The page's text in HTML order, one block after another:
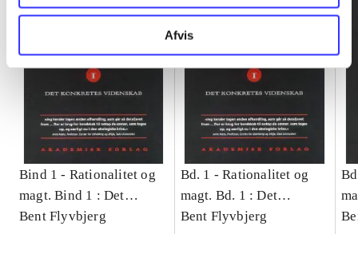
Afvis
Bind 1 - Rationalitet og
magt. Bind 1 : Det
konkretes videnskab
Bent Flyvbjerg
Bd. 1 -Rationalitet og
magt. Bd. 1 : Det
konkretes videnskab
Bent Flyvbjerg